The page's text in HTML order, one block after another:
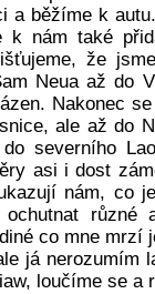
a běžíme k
k nám také
že
Neua až do
Nakonec
ale až do
do severního
asi i dost
nám, co
ochutnat
co mne mrzí
já nerozumím
loučíme se a